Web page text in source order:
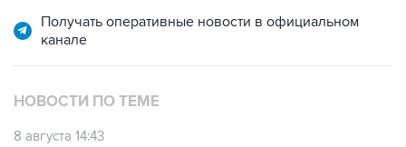
Получать оперативные новости в официальном
канале
НОВОСТИ ПО ТЕМЕ
8 августа 14:43